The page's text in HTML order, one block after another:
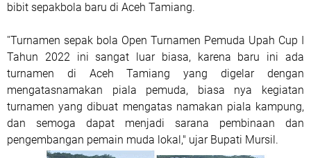
bibit sepakbola baru di Aceh Tamiang.
''Turnamen sepak bola Open Turnamen Pemuda Upah Cup I
Tahun 2022 ini sangat luar biasa, karena baru ini ada
turnamen di Aceh Tamiang yang digelar dengan
mengatasnamakan piala pemuda, biasa nya kegiatan
turnamen yang dibuat mengatas namakan piala kampung,
dan semoga dapat menjadi sarana pembinaan dan
pengembangan pemain muda lokal," ujar Bupati Mursil.